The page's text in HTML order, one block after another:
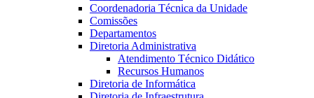
Coordenadoria Técnica da Unidade
Comissões
Departamentos
Diretoria Administrativa
Atendimento Técnico Didático
Recursos Humanos
Diretoria de Informática